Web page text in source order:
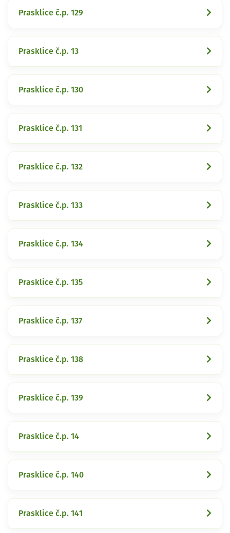
Prasklice č.p. 129
Prasklice č.p. 13
Prasklice č.p. 130
Prasklice č.p. 131
Prasklice č.p. 132
Prasklice č.p. 133
Prasklice č.p. 134
Prasklice č.p. 135
Prasklice č.p. 137
Prasklice č.p. 138
Prasklice č.p. 139
Prasklice č.p. 14
Prasklice č.p. 140
Prasklice č.p. 141